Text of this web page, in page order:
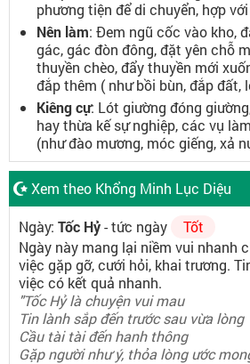
phương tiện để di chuyển, hợp
Nên làm: Đem ngũ cốc vào kho,
gác, gác đòn đông, đặt yên chỗ
thuyền chèo, đẩy thuyền mới
đắp thêm ( như bồi bùn, đắp đất,
Kiêng cự: Lót giường đóng
hay thừa kế sự nghiệp, các vụ
(như đào mương, móc giếng, xả
Xem theo Khổng Minh Lục Diệu
Ngày: Tốc Hỷ- tức ngày
Tốt
Ngày này mang lại niềm vui nhanh
việc gặp gỡ, cưới hỏi, khai trương.
việc có kết quả nhanh.
"Tốc Hỷ là chuyện vui mau
Tin lành sắp đến trước sau vừa lòng
Cầu tài tài đến hanh thông
Gặp người như ý, thỏa lòng ước